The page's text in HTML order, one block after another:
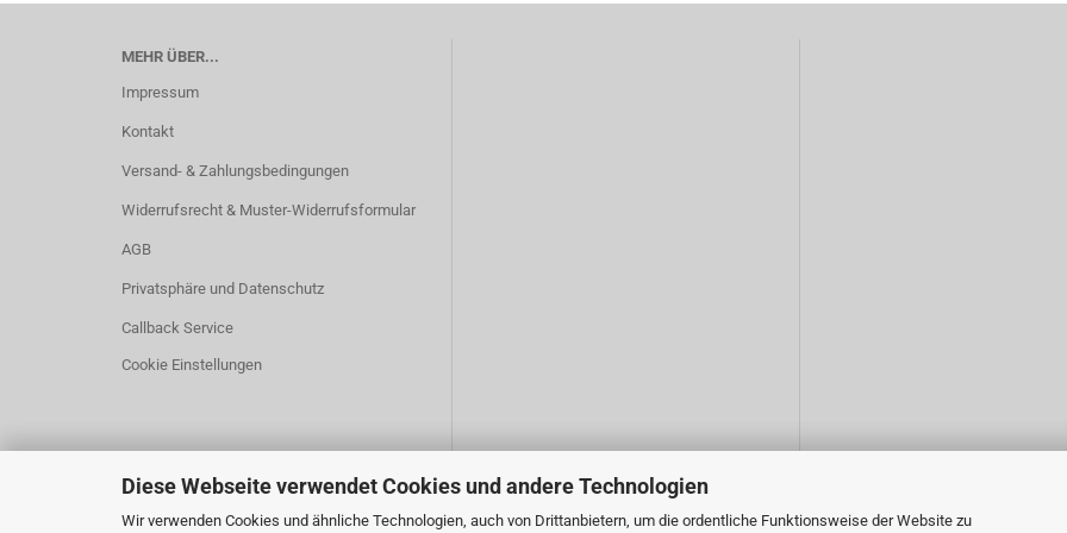
Diese Webseite verwendet Cookies und andere Technologien
Wir verwenden Cookies und ähnliche Technologien, auch von Drittanbietern, um die ordentliche Funktionsweise der Website zu
MEHR ÜBER...
Impressum
Kontakt
Versand- & Zahlungsbedingungen
Widerrufsrecht & Muster-Widerrufsformular
AGB
Privatsphäre und Datenschutz
Callback Service
Cookie Einstellungen